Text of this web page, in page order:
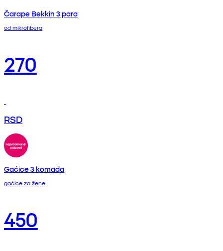
Čarape Bekkin 3 para
od mikrofibera
270
RSD
Gaćice 3 komada
gaćice za žene
450